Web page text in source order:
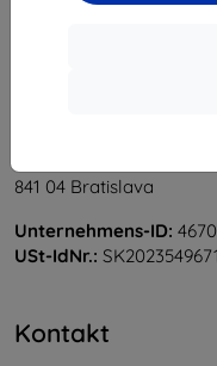
841 04 Bratislava
Unternehmens-ID:
USt-IdNr.: SK2023549671
Kontakt